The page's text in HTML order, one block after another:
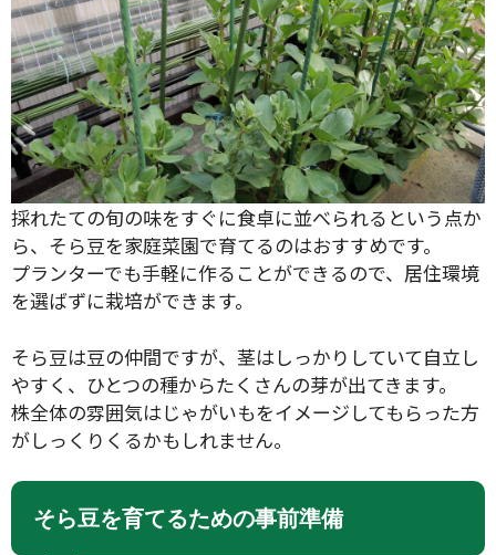
採れたての旬の味をすぐに食卓に並べられるという点か
ら、そら豆を家庭菜園で育てるのはおすすめです。
プランターでも手軽に作ることができるので、居住環境
を選ばずに栽培ができます。
そら豆は豆の仲間ですが、茎はしっかりしていて自立し
やすく、ひとつの種からたくさんの芽が出てきます。
株全体の雰囲気はじゃがいもをイメージしてもらった方
がしっくりくるかもしれません。
そら豆を育てるための事前準備